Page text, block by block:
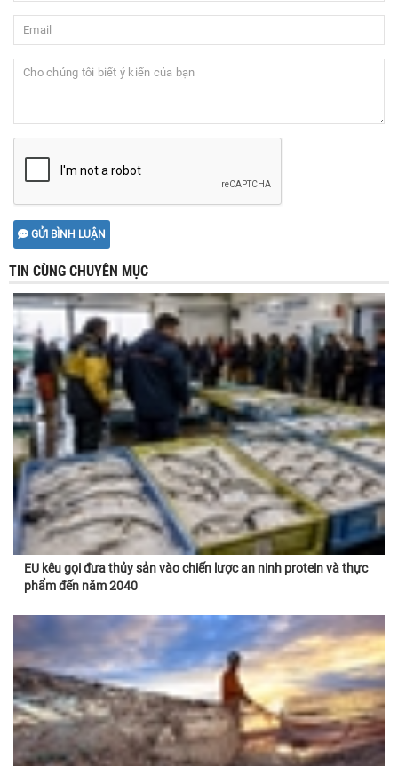
GỬI BÌNH LUẬN
TIN CÙNG CHUYÊN MỤC
EU kêu gọi đưa thủy sản vào chiến lược an ninh protein và thực
phẩm đến năm 2040